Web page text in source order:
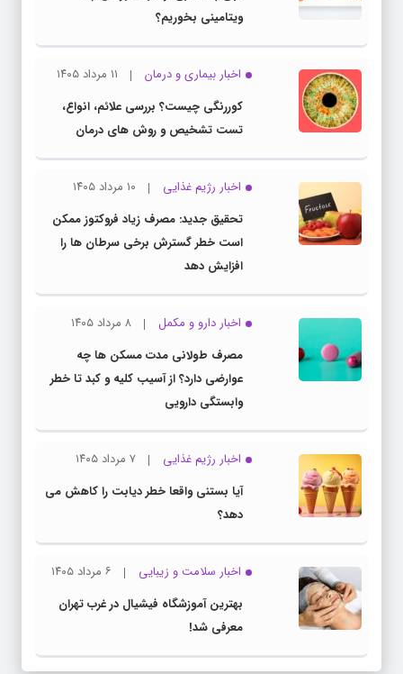
ویتامینی بخوریم؟
اخبار بیماری و درمان
۱۱ مرداد ۱۴۰۵
کوررنگی چیست؟ بررسی علائم، انواع،
تست تشخیص و روش های درمان
اخبار رژیم غذایی
۱۰ مرداد ۱۴۰۵
تحقیق جدید: مصرف زیاد فروکتوز ممکن
است خطر گسترش برخی سرطان ها را
افزایش دهد
اخبار دارو و مکمل
۸ مرداد ۱۴۰۵
مصرف طولانی مدت مسکن ها چه
عوارضی دارد؟ از آسیب کلیه و کبد تا خطر
وابستگی دارویی
اخبار رژیم غذایی
۷ مرداد ۱۴۰۵
آیا بستنی واقعا خطر دیابت را کاهش می
دهد؟
اخبار سلامت و زیبایی
۶ مرداد ۱۴۰۵
بهترین آموزشگاه فیشیال در غرب تهران
معرفی شد!